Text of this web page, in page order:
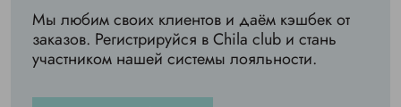
Мы любим своих клиентов и даём кэшбек от
заказов. Регистрируйся в Chila club и стань
участником нашей системы лояльности.